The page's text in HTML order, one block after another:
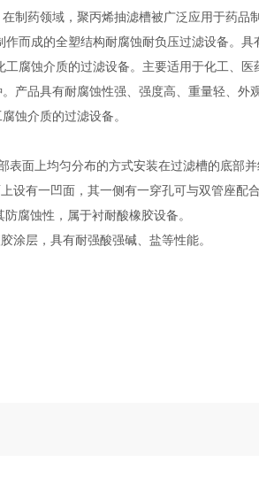
制药领域，聚丙烯抽滤槽被广泛应用于药品
而成的全塑结构耐腐蚀耐负压过滤设备。
腐蚀介质的过滤设备。主要适用于化工、
产品具有耐腐蚀性强、强度高、重量轻、外
蚀介质的过滤设备。
面上均匀分布的方式安装在过滤槽的底部并
设有一凹面，其一侧有一穿孔可与双管座配合
腐蚀性，属于衬耐酸橡胶设备。
涂层，具有耐强酸强碱、盐等性能。